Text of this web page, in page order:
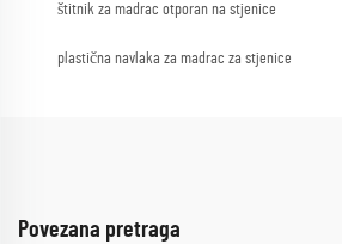
štitnik za madrac otporan na stjenice
plastična navlaka za madrac za stjenice
Povezana pretraga